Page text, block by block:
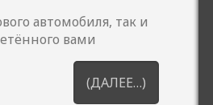
автомобиля, так и
вами
(ДАЛЕЕ…)